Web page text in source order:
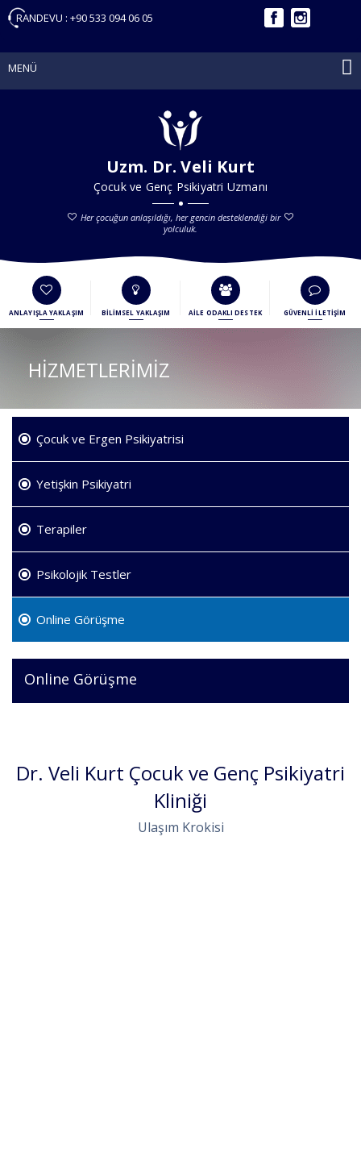
RANDEVU : +90 533 094 06 05
MENÜ
Uzm. Dr. Veli Kurt
Çocuk ve Genç Psikiyatri Uzmanı
Her çocuğun anlaşıldığı, her gencin desteklendiği bir
yolculuk.
ANLAYIŞLA YAKLAŞIM BİLİMSEL YAKLAŞIM AİLE ODAKLI DESTEK GÜVENLİ İLETİŞİM
HİZMETLERİMİZ
Çocuk ve Ergen Psikiyatrisi
Yetişkin Psikiyatri
Terapiler
Psikolojik Testler
Online Görüşme
Online Görüşme
Dr. Veli Kurt Çocuk ve Genç Psikiyatri
Kliniği
Ulaşım Krokisi